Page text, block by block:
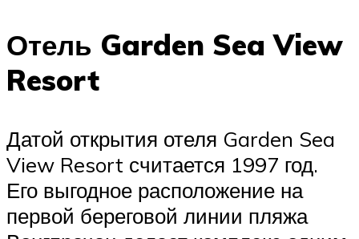
Отель Garden Sea View
Resort
Датой открытия отеля Garden Sea
View Resort считается 1997 год.
Его выгодное расположение на
первой береговой линии пляжа